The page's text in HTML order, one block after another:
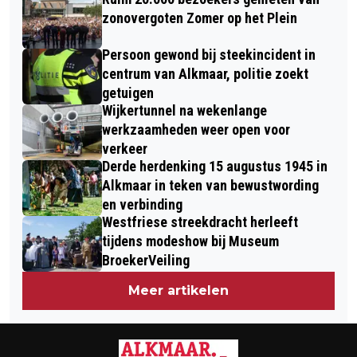
VIERT GROOTS 7-JARIG
JUBILEUMFEEST IN ALKMAAR
zonovergoten Zomer op het Plein
Persoon gewond bij steekincident in
centrum van Alkmaar, politie zoekt
getuigen
Wijkertunnel na wekenlange
werkzaamheden weer open voor
verkeer
Derde herdenking 15 augustus 1945 in
Alkmaar in teken van bewustwording
en verbinding
Westfriese streekdracht herleeft
tijdens modeshow bij Museum
BroekerVeiling
Meer artikelen